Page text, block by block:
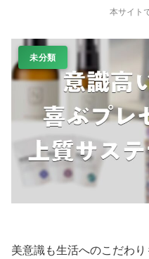
本サイト
未分類
美意識も生活へのこだわ